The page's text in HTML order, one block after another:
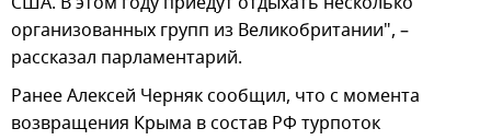
организованных групп из Великобритании", –
рассказал парламентарий.
Ранее Алексей Черняк сообщил, что с момента
возвращения Крыма в состав РФ турпоток